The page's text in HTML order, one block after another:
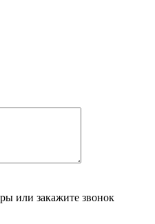
или закажите звонок